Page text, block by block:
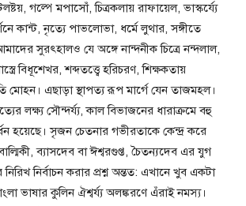
গল্পে মপাসোঁ, চিত্রকলায় রাফায়েল, ভাস্কর্য্যে
কান্ট, নৃত্যে পাভলোভা, ধর্মে লুথার, সঙ্গীতে
সুরৎহালও যে অঙ্গে নান্দনীক চিত্রে নন্দলাল,
বিধূশেখর, শব্দতত্ত্বে হরিচরণ, শিক্ষকতায়
মোহন। এছাড়া স্থাপত্য রূপ মার্গে যেন তাজমহল।
লক্ষ্য সৌন্দর্য্য, কাল বিভাজনের ধারাক্রমে বহু
হয়েছে। সৃজন চেতনার গভীরতাকে কেন্দ্র করে
ব্যাসদেব বা ঈশ্বরগুপ্ত, চৈতন্যদেব এর যুগ
নির্বাচন করার প্রশ্ন অন্তত: এখানে খুব একটা
ভাষার কুলিন ঐশ্বর্য্য অলঙ্করণে এঁরাই নমস্য।